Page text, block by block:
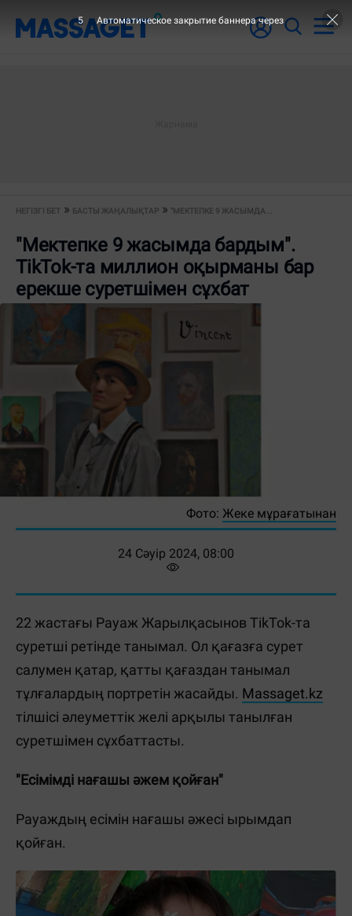
НЕГІЗГІ БЕТ БАСТЫ ЖАҢАЛЫҚТАР "МЕКТЕПКЕ 9 ЖАСЫМДА...
"Мектепке 9 жасымда бардым".
TikTok-та миллион оқырманы бар
ерекше суретшімен сұхбат
Фото: Жеке мұрағатынан
24 Сәуір 2024, 08:00
22 жастағы Рауаж Жарылқасынов TikTok-та
суретші ретінде танымал. Ол қағазға сурет
салумен қатар, қатты қағаздан танымал
тұлғалардың портретін жасайды. Massaget.kz
тілшісі әлеуметтік желі арқылы танылған
суретшімен сұхбаттасты.
"Есімімді нағашы әжем қойған"
Рауаждың есімін нағашы әжесі ырымдап
қойған.
4 Автоматическое закрытие баннера через